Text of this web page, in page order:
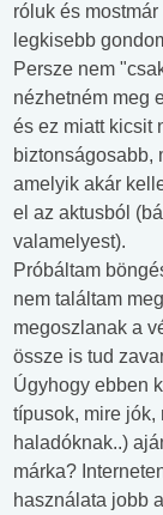
róluk és
legkisebb
Persze nem
nézhetném meg
és ez miatt kicsit
biztonságosabb,
amelyik akár
el az aktusból
valamelyest).
Próbáltam
nem találtam
megoszlanak a
össze is tud
Úgyhogy ebben
típusok, mire jók,
haladóknak..)
márka?
használata jobb